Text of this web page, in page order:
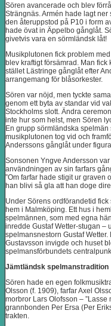
Sören avancerade och blev
Strängnäs. Armén hade lagt ner
den återuppstod på P10 i form
hade övat in Äppelbo gånglåt.
givetvis vara en sörmländsk låt!
Musikplutonen fick problem
blev kraftigt försämrad. Man fick
stället Lästringe gånglåt efter
arrangemang för blåsorkester.
Sören var nöjd, men tyckte
genom ett byta av standar vid
Stockholms slott. Ändra
inte hur som helst, men Sören
En grupp sörmländska
musikplutonen tog vid och
Anderssons gånglåt under
Sonsonen Yngve Andersson
användningen av sin farfars
”Om farfar hade stigit ur graven
han blivi så gla att han doge
Under Sörens ordförandetid
hem i Malmköping. Ett hus i
spelmännen, som med egna
inredde Gustaf Wetter-stugan –
spelmansnestorn Gustaf
Gustavsson invigde och huset
spelmansförbundets
Jämtländsk spelmanstradition
Sören hade en egen
Olsson (f. 1909), farfar Axel
morbror Lars Olofsson – ”Lasse
grannbonden Per Ersa (Per
trakten.